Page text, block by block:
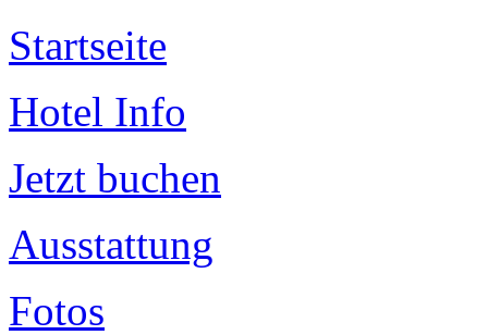
Startseite
Hotel Info
Jetzt buchen
Ausstattung
Fotos